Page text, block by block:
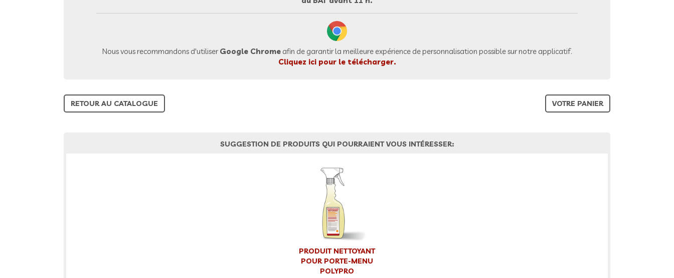
Nous vous recommandons d'utiliserGoogle Chromeafin de garantir la meilleure expérience de personnalisation possible sur notre applicatif.
Cliquez ici pour le télécharger.
RETOUR AU CATALOGUE VOTRE PANIER
SUGGESTION DE PRODUITS QUI POURRAIENT VOUS INTÉRESSER:
PRODUIT NETTOYANT
POUR PORTE-MENU
POLYPRO